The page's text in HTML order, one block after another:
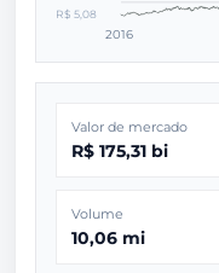
R$ 5,08
2016
Valor de mercado
R$ 175,31 bi
Volume
10,06 mi